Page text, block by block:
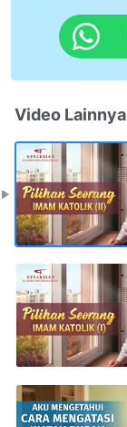
Video Lainnya